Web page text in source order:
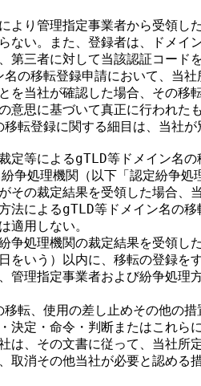
より管理指定事業者から受領し
ない。また、登録者は、ドメイ
第三者に対して当該認証コード
の移転登録申請において、当社
を当社が確認した場合、その移
意思に基づいて真正に行われた
転登録に関する細目は、当社が
定等によるgTLD等ドメイン名の
争処理機関（以下「認定紛争処
その裁定結果を受領した場合、
法によるgTLD等ドメイン名の移
適用しない。
争処理機関の裁定結果を受領し
をいう）以内に、移転の登録を
管理指定事業者および紛争処理
転、使用の差し止めその他の措
決定・命令・判断またはこれら
は、その文書に従って、当社所
取消その他当社が必要と認める